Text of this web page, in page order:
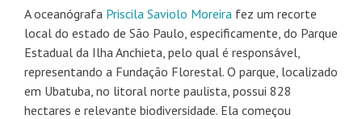
A oceanógrafa Priscila Saviolo Moreira fez um recorte
local do estado de São Paulo, especificamente, do Parque
Estadual da Ilha Anchieta, pelo qual é responsável,
representando a Fundação Florestal. O parque, localizado
em Ubatuba, no litoral norte paulista, possui 828
hectares e relevante biodiversidade. Ela começou